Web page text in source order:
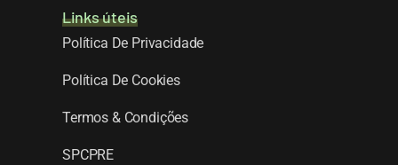
Links úteis
Política De Privacidade
Política De Cookies
Termos & Condições
SPCPRE